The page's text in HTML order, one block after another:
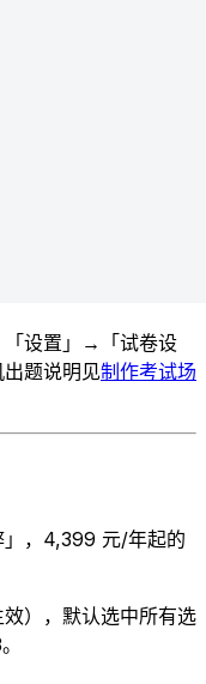
「设置」→「试卷设
题说明见制作考试场
，4,399 元/年起的
），默认选中所有选